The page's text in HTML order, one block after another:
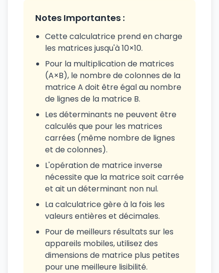
Notes Importantes :
Cette calculatrice prend en charge
les matrices jusqu'à 10×10.
Pour la multiplication de matrices
(A×B), le nombre de colonnes de la
matrice A doit être égal au nombre
de lignes de la matrice B.
Les déterminants ne peuvent être
calculés que pour les matrices
carrées (même nombre de lignes
et de colonnes).
L'opération de matrice inverse
nécessite que la matrice soit carrée
et ait un déterminant non nul.
La calculatrice gère à la fois les
valeurs entières et décimales.
Pour de meilleurs résultats sur les
appareils mobiles, utilisez des
dimensions de matrice plus petites
pour une meilleure lisibilité.